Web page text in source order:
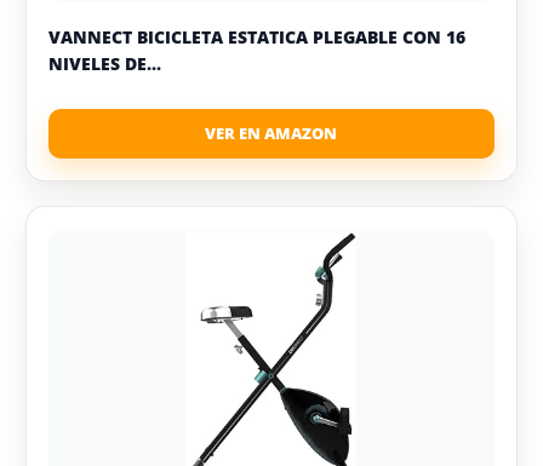
VANNECT BICICLETA ESTATICA PLEGABLE CON 16
NIVELES DE...